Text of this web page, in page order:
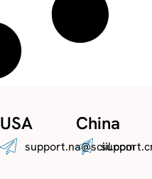
USA
support.na@sciil.com
China